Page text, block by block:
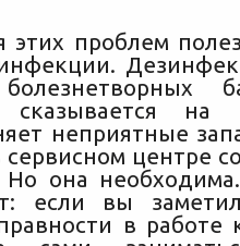
этих проблем
сказывается на
неприятные
центре
Но она
если вы
в работе